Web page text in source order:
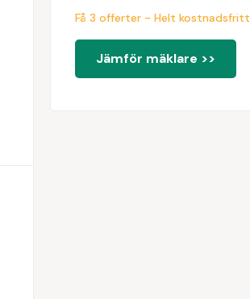
Få 3 offerter - Helt kostnadsfritt
Jämför mäklare >>